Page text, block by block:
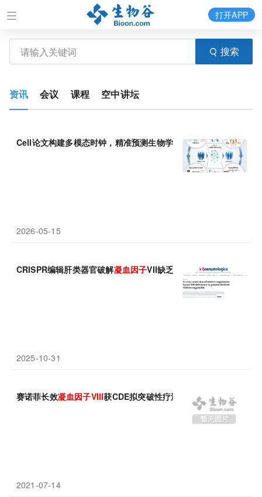
搜索
打开APP
资讯 会议 课程 空中讲坛
Cell论文构建多模态时钟，精准预测生物学年龄并锁定凝血因子
2026-05-15
CRISPR编辑肝类器官破解凝血因子VII缺乏症难题！
2025-10-31
赛诺菲长效凝血因子VIII获CDE拟突破性疗法
2021-07-14